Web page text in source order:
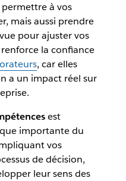
à vos
mais aussi prendre
pour ajuster vos
la confiance
, car elles
a un impact réel sur
est
importante du
vos
de décision,
leur sens des